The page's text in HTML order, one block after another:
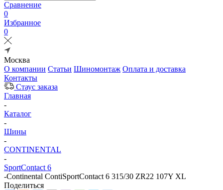
Сравнение
0
Избранное
0
Москва
О компании Статьи Шиномонтаж Оплата и доставка
Контакты
Стаус заказа
Главная
-
Каталог
-
Шины
-
CONTINENTAL
-
SportContact 6
-Continental ContiSportContact 6 315/30 ZR22 107Y XL
Поделиться